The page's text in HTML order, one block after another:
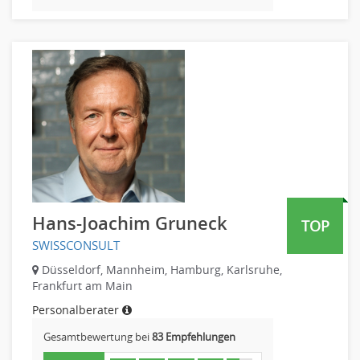
Banken, Finanzdienstleister und Versicherungen Finanzen
Firmenkundengeschäft
Investment-Banking
Kreditanalyse
Banken, Finanzdienstleister und Versicherungen Leitung,
Teamleitung
Mergers & Acquisitions
Privatkundengeschäft
Mathematik, Produkt, Statistik
Versicherung: Sachbearbeitung
Zahlungsverkehr
Ausbilder
Berufsschule
Erwachsenenbildung
Erzieher
TOP
Hans-Joachim Gruneck
SWISSCONSULT
Düsseldorf, Mannheim, Hamburg, Karlsruhe,
Frankfurt am Main
Personalberater
Gesamtbewertung bei83 Empfehlungen